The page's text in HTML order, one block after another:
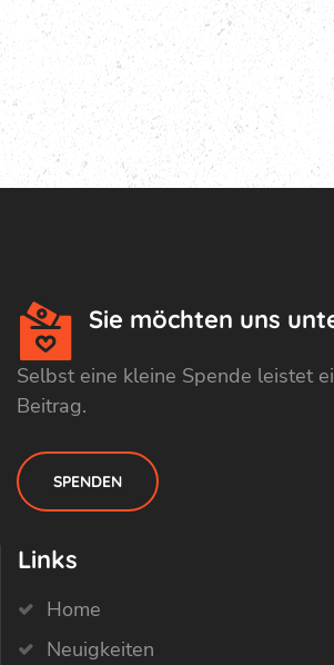
Sie möchten uns
Selbst eine kleine Spende leistet
Beitrag.
SPENDEN
Links
Home
Neuigkeiten